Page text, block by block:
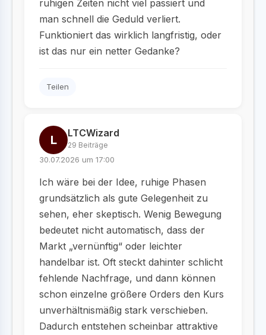
ruhigen Zeiten nicht viel passiert und
man schnell die Geduld verliert.
Funktioniert das wirklich langfristig, oder
ist das nur ein netter Gedanke?
Teilen
L LTCWizard
29 Beiträge
30.07.2026 um 17:00
Ich wäre bei der Idee, ruhige Phasen
grundsätzlich als gute Gelegenheit zu
sehen, eher skeptisch. Wenig Bewegung
bedeutet nicht automatisch, dass der
Markt „vernünftig“ oder leichter
handelbar ist. Oft steckt dahinter schlicht
fehlende Nachfrage, und dann können
schon einzelne größere Orders den Kurs
unverhältnismäßig stark verschieben.
Dadurch entstehen scheinbar attraktive